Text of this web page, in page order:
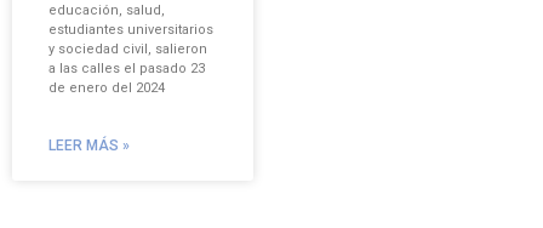
educación, salud,
estudiantes universitarios
y sociedad civil, salieron
a las calles el pasado 23
de enero del 2024
LEER MÁS »